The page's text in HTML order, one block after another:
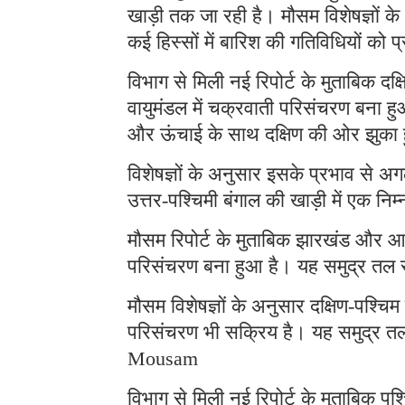
खाड़ी तक जा रही है। मौसम विशेषज्ञों
कई हिस्सों में बारिश की गतिविधियों
विभाग से मिली नई रिपोर्ट के मुताबिक
वायुमंडल में चक्रवाती परिसंचरण
और ऊंचाई के साथ दक्षिण की ओर
विशेषज्ञों के अनुसार इसके प्रभाव से
उत्तर-पश्चिमी बंगाल की खाड़ी में एक
मौसम रिपोर्ट के मुताबिक झारखंड और
परिसंचरण बना हुआ है। यह समुद्र तल
मौसम विशेषज्ञों के अनुसार दक्षिण-
परिसंचरण भी सक्रिय है। यह समुद्र
Mousam
विभाग से मिली नई रिपोर्ट के मुताबिक